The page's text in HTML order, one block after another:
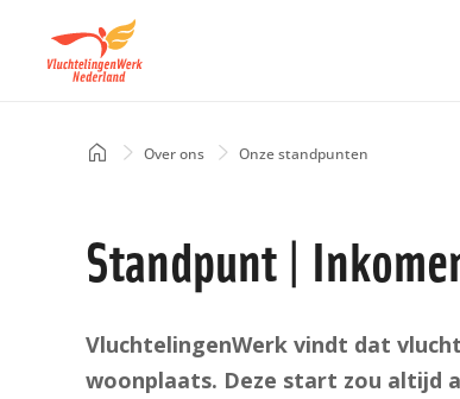
HomeOver ons Onze standpunten
Standpunt |
VluchtelingenWerk vindt dat
woonplaats. Deze start zou altijd